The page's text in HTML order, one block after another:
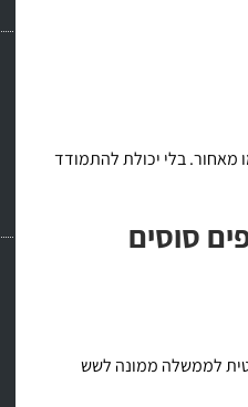
בלי יכולת להתמודד
סוסים
לממשלה ממונה לשש